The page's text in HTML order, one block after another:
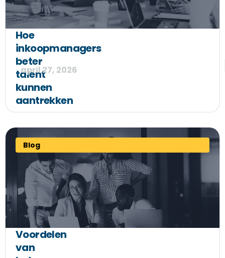
Hoe
inkoopmanagers
beter
talent
kunnen
aantrekken
april 27, 2026
Blog
Voordelen
van